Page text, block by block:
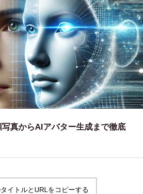
真からAIアバター生成まで徹底
イトルとURLをコピーする